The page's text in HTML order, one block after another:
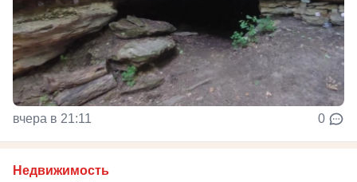
вчера в 21:11 0
Недвижимость